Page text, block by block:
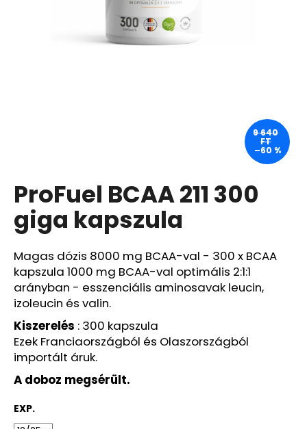
ProFuel BCAA 211 300
giga kapszula
Magas dózis 8000 mg BCAA-val - 300 x BCAA
kapszula 1000 mg BCAA-val optimális 2:1:1
arányban - esszenciális aminosavak leucin,
izoleucin és valin.
Kiszerelés : 300 kapszula
Ezek Franciaországból és Olaszországból
importált áruk.
A doboz megsérült.
EXP.
9 640
FT
–60 %
CARMEX
HIDRATÁLÓ
AJAKÁPOLÓ
SPF
30
GYÜMÖLCS
4,25
G
340
Ft
Korábbi:
1
220
Ft